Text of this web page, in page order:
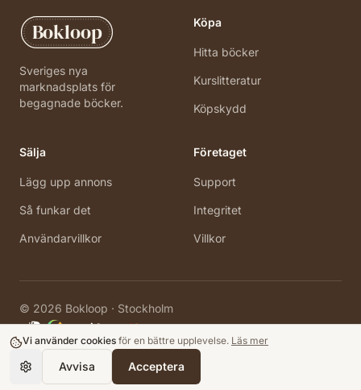
Bokloop
Sveriges nya
marknadsplats för
begagnade böcker.
Köpa
Hitta böcker
Kurslitteratur
Köpskydd
Sälja
Lägg upp annons
Så funkar det
Användarvillkor
Företaget
Support
Integritet
Villkor
© 2026 Bokloop · Stockholm
Vi använder cookies för en bättre upplevelse. Läs mer
Avvisa Acceptera